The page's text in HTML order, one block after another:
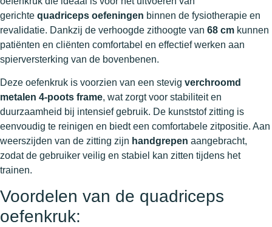
gerichte quadriceps oefeningen binnen de fysiotherapie en
revalidatie. Dankzij de verhoogde zithoogte van 68 cm kunnen
patiënten en cliënten comfortabel en effectief werken aan
spierversterking van de bovenbenen.
Deze oefenkruk is voorzien van een stevig verchroomd
metalen 4-poots frame, wat zorgt voor stabiliteit en
duurzaamheid bij intensief gebruik. De kunststof zitting is
eenvoudig te reinigen en biedt een comfortabele zitpositie. Aan
weerszijden van de zitting zijn handgrepen aangebracht,
zodat de gebruiker veilig en stabiel kan zitten tijdens het
trainen.
Voordelen van de quadriceps
oefenkruk: